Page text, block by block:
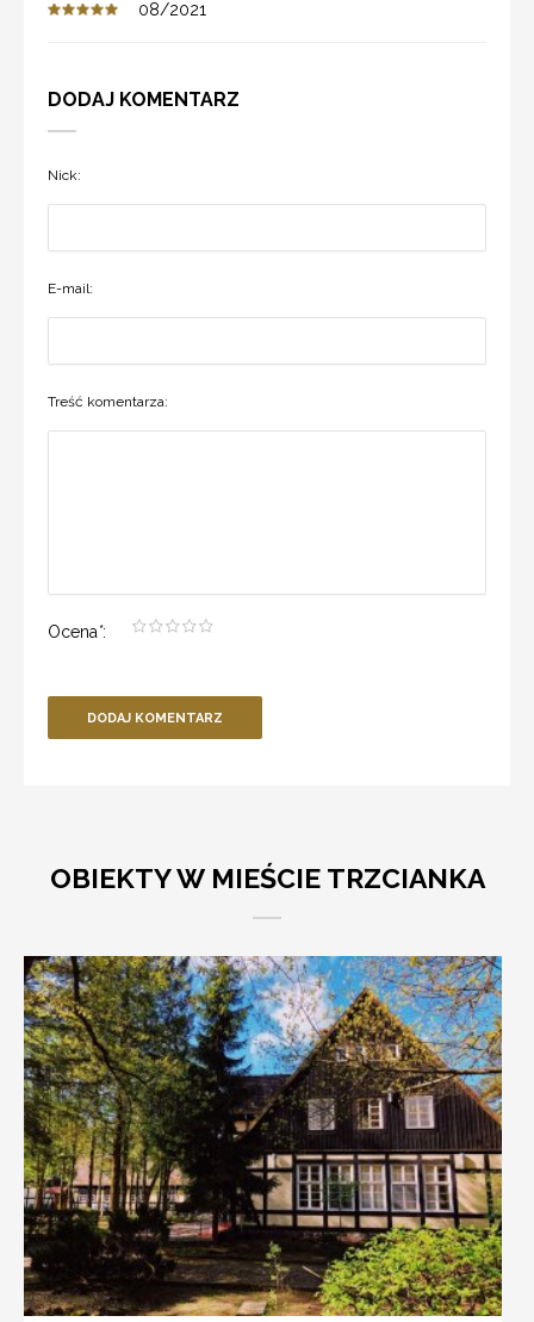
08/2021
DODAJ KOMENTARZ
Nick:
E-mail:
Treść komentarza:
Ocena*:
DODAJ KOMENTARZ
OBIEKTY W MIEŚCIE TRZCIANKA